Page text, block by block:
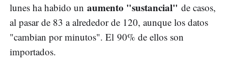
lunes ha habido un aumento "sustancial" de casos,
al pasar de 83 a alrededor de 120, aunque los datos
"cambian por minutos". El 90% de ellos son
importados.